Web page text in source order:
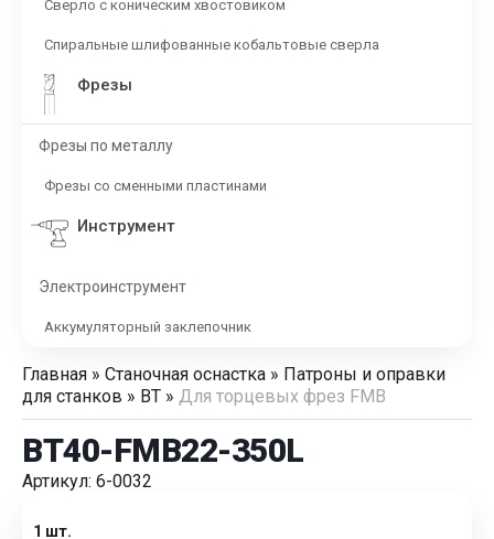
Сверло с коническим хвостовиком
Спиральные шлифованные кобальтовые сверла
Фрезы
Фрезы по металлу
Фрезы со сменными пластинами
Инструмент
Электроинструмент
Аккумуляторный заклепочник
Главная » Станочная оснастка » Патроны и оправки
для станков » BT » Для торцевых фрез FMB
BT40-FMB22-350L
Артикул: 6-0032
1 шт.